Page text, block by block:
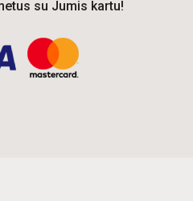
su Jumis kartu!